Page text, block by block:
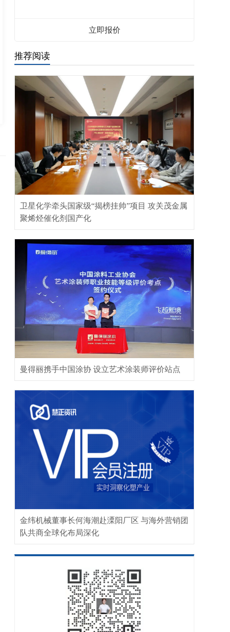
立即报价
推荐阅读
卫星化学牵头国家级“揭榜挂帅”项目 攻关茂金属
聚烯烃催化剂国产化
曼得丽携手中国涂协 设立艺术涂装师评价站点
金纬机械董事长何海潮赴溧阳厂区 与海外营销团
队共商全球化布局深化